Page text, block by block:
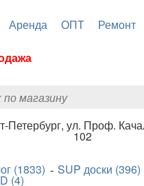
Аренда ОПТ Ремонт
Петербург, ул. Проф.
102
(1833) SUP доски (396)
(4)